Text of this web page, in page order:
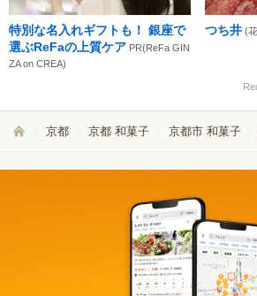
特別な名入れギフトも！ 銀座で
選ぶReFaの上質ケア PR(ReFa GIN
ZA on CREA)
つち井 (
京都 京都 和菓子 京都市 和菓子